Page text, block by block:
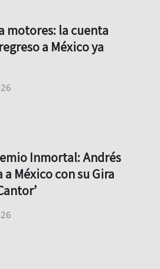
motores: la cuenta
a México ya
Inmortal: Andrés
a México con su Gira